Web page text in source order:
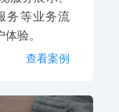
务等业务流
验。
查看案例